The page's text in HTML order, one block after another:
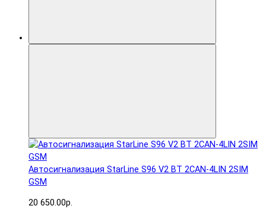
Автосигнализация StarLine S96 V2 BT 2CAN-4LIN 2SIM
GSM
20 650.00р.